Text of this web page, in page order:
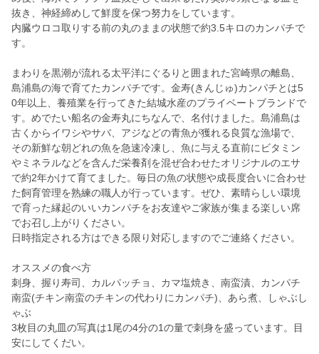
抜き、神経締めして鮮度を保つ努力をしています。
内臓ウロコ取りする前の丸のままの状態で約3.5キロのカンパチで
す。
まわりを黒潮が流れる太平洋にぐるりと囲まれた宮崎県の離島、
島浦島の海で育てたカンパチです。金寿(きんじゅ)カンパチとは5
0年以上、養殖業を行ってきた結城水産のプライベートブランドで
す。めでたい船名の金寿丸にちなんで、名付けました。島浦島は
古くからイワシやサバ、アジなどの青魚が獲れる良質な漁場で、
その新鮮な朝どれの魚を急速冷凍し、魚に与える直前にビタミン
やミネラルなどを含んだ栄養剤を混ぜ合わせたオリジナルのエサ
で約2年かけて育てました。毎日の魚の状態や成長度合いに合わせ
た飼育管理を熟練の職人が行っています。ぜひ、素晴らしい環境
で育った縁起のいいカンパチをお友達やご家族が集まる楽しい席
でお召し上がりください。
日時指定される方はできる限り対応しますのでご連絡ください。
オススメの食べ方
刺身、握り寿司、カルパッチョ、カマ塩焼き、南蛮漬、カンパチ
南蛮(チキン南蛮のチキンの代わりにカンパチ)、あら煮、しゃぶし
ゃぶ
3枚目の丸皿の写真は1尾の4分の1の量で刺身を盛っています。目
安にしてくだい。